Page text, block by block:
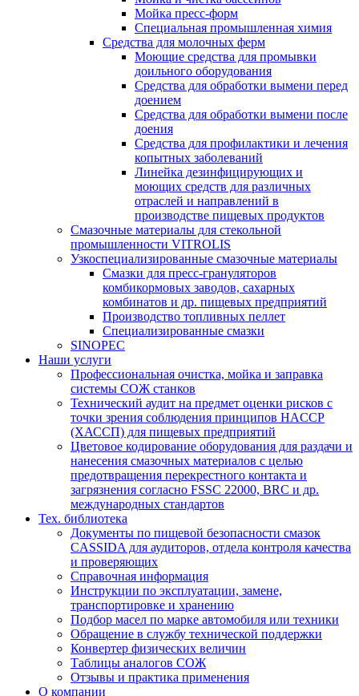
Мойка пресс-форм
Специальная промышленная химия
Средства для молочных ферм
Моющие средства для промывки
доильного оборудования
Средства для обработки вымени перед
доением
Средства для обработки вымени после
доения
Средства для профилактики и лечения
копытных заболеваний
Линейка дезинфицирующих и
моющих средств для различных
отраслей и направлений в
производстве пищевых продуктов
Смазочные материалы для стекольной
промышленности VITROLIS
Узкоспециализированные смазочные материалы
Смазки для пресс-грануляторов
комбикормовых заводов, сахарных
комбинатов и др. пищевых предприятий
Производство топливных пеллет
Специализированные смазки
SINOPEC
Наши услуги
Профессиональная очистка, мойка и заправка
системы СОЖ станков
Технический аудит на предмет оценки рисков с
точки зрения соблюдения принципов HACCP
(ХАССП) для пищевых предприятий
Цветовое кодирование оборудования для раздачи и
нанесения смазочных материалов с целью
предотвращения перекрестного контакта и
загрязнения согласно FSSC 22000, BRC и др.
международных стандартов
Тех. библиотека
Документы по пищевой безопасности смазок
CASSIDA для аудиторов, отдела контроля качества
и проверяющих
Справочная информация
Инструкции по эксплуатации, замене,
транспортировке и хранению
Подбор масел по марке автомобиля или техники
Обращение в службу технической поддержки
Конвертер физических величин
Таблицы аналогов СОЖ
Отзывы и практика применения
О компании